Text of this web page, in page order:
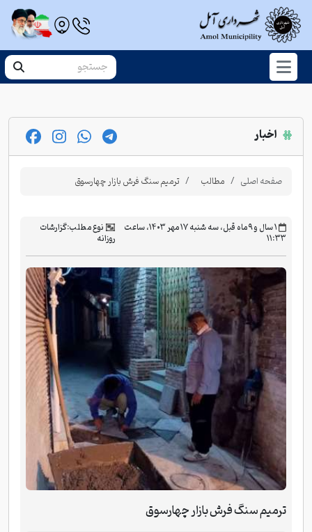
اخبار
صفحه اصلی مطالب ترمیم سنگ فرش بازار چهارسوق
‫۱ سال و ۹ ماه قبل، سه شنبه ۱۷ مهر ۱۴۰۳، ساعت
۱۱:۳۳
نوع مطلب:گزارشات
روزانه
ترمیم سنگ فرش بازار چهارسوق